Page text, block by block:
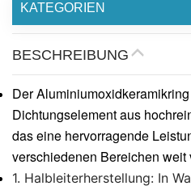
KATEGORIEN
BESCHREIBUNG
Der
Dichtungselement aus
das eine hervorragende
verschiedenen Bereichen weit
​​1. Halbleiterherstellung:​​ In